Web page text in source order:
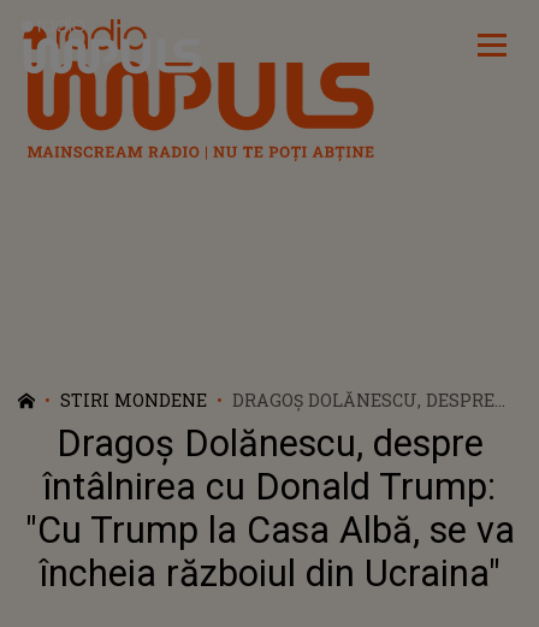
Radio Impuls
STIRI MONDENE
DRAGOȘ DOLĂNESCU, DESPRE
ÎNTÂLNIREA CU DONALD
TRUMP: "CU TRUMP LA CASA
ALBĂ, SE VA ÎNCHEIA RĂZBOIUL
DIN UCRAINA"
Dragoș Dolănescu, despre
întâlnirea cu Donald Trump:
"Cu Trump la Casa Albă, se va
încheia războiul din Ucraina"